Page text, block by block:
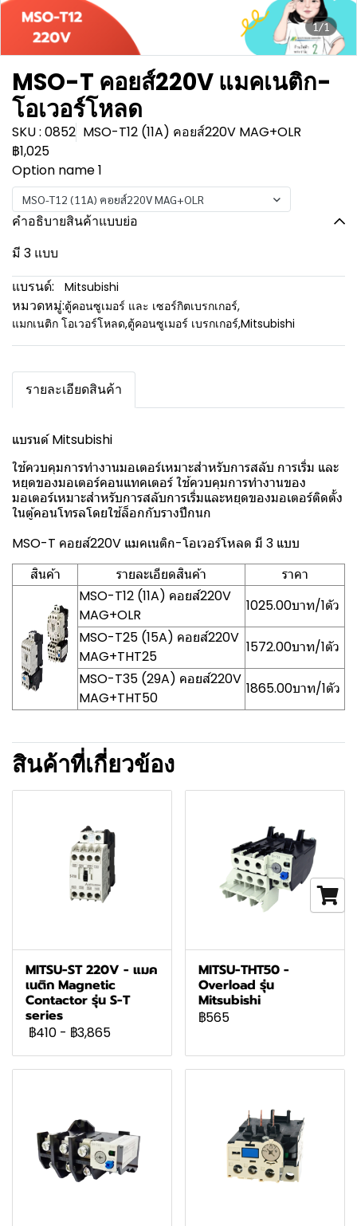
1/1
MSO-T คอยส์220V แมคเนติก-
โอเวอร์โหลด
SKU : 0852 MSO-T12 (11A) คอยส์220V MAG+OLR
฿1,025
Option name 1
MSO-T12 (11A) คอยส์220V MAG+OLR
คำอธิบายสินค้าแบบย่อ
มี 3 แบบ
แบรนด์:
Mitsubishi
หมวดหมู่:ตู้คอนซูเมอร์ และ เซอร์กิตเบรกเกอร์,
แมกเนติก โอเวอร์โหลด,ตู้คอนซูเมอร์ เบรกเกอร์,Mitsubishi
รายละเอียดสินค้า
แบรนด์ Mitsubishi
ใช้ควบคุมการทำงานมอเตอร์เหมาะสำหรับการสลับ การเริ่ม และ
หยุดของมอเตอร์คอนแทคเตอร์ ใช้ควบคุมการทำงานของ
มอเตอร์เหมาะสำหรับการสลับการเริ่มและหยุดของมอเตอร์ติดตั้ง
ในตู้คอนโทรลโดยใช้ล็อกกับรางปีกนก
MSO-T คอยส์220V แมคเนติก-โอเวอร์โหลด มี 3 แบบ
สินค้า
รายละเอียดสินค้า
ราคา
MSO-T12 (11A) คอยส์220V
MAG+OLR
1025.00บาท/1ตัว
MSO-T25 (15A) คอยส์220V
MAG+THT25
1572.00บาท/1ตัว
MSO-T35 (29A) คอยส์220V
MAG+THT50
1865.00บาท/1ตัว
สินค้าที่เกี่ยวข้อง
MITSU-ST 220V - แมค
เนติก Magnetic
Contactor รุ่น S-T
series
฿410 - ฿3,865
MITSU-THT50 -
Overload รุ่น
Mitsubishi
฿565